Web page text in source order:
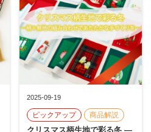
2025-09-19
ピックアップ 商品解説
クリスマス柄生地で彩る冬 ―